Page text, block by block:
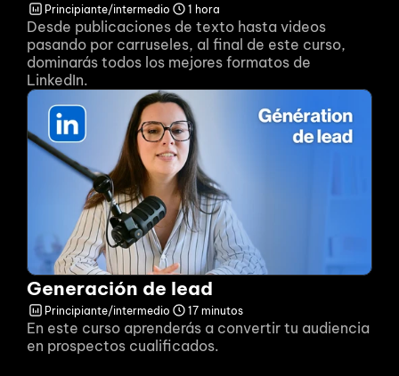
Principiante/intermedio 1 hora
Desde publicaciones de texto hasta videos
pasando por carruseles, al final de este curso,
dominarás todos los mejores formatos de
LinkedIn.
Generación de lead
Principiante/intermedio 17 minutos
En este curso aprenderás a convertir tu audiencia
en prospectos cualificados.